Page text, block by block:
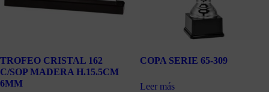
TROFEO CRISTAL 162
C/SOP MADERA H.15.5CM
6MM
COPA SERIE 65-309
Leer más